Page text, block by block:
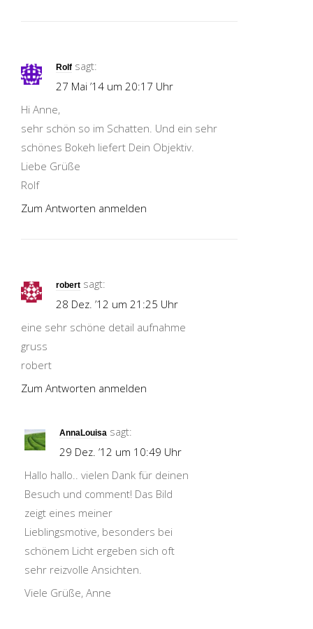
Rolf sagt:
27 Mai ’14 um 20:17 Uhr
Hi Anne,
sehr schön so im Schatten. Und ein sehr
schönes Bokeh liefert Dein Objektiv.
Liebe Grüße
Rolf
Zum Antworten anmelden
robert sagt:
28 Dez. ’12 um 21:25 Uhr
eine sehr schöne detail aufnahme
gruss
robert
Zum Antworten anmelden
AnnaLouisa sagt:
29 Dez. ’12 um 10:49 Uhr
Hallo hallo.. vielen Dank für deinen
Besuch und comment! Das Bild
zeigt eines meiner
Lieblingsmotive, besonders bei
schönem Licht ergeben sich oft
sehr reizvolle Ansichten.
Viele Grüße, Anne